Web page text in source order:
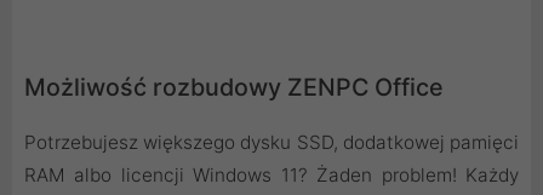
Możliwość rozbudowy ZENPC Office
Potrzebujesz większego dysku SSD, dodatkowej pamięci
RAM albo licencji Windows 11? Żaden problem! Każdy